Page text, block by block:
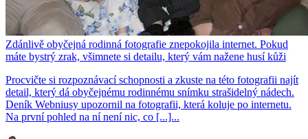
Zdánlivě obyčejná rodinná fotografie znepokojila internet. Pokud
máte bystrý zrak, všimnete si detailu, který vám nažene husí kůži
Procvičte si rozpoznávací schopnosti a zkuste na této fotografii najít
detail, který dá obyčejnému rodinnému snímku strašidelný nádech.
Deník Webniusy upozornil na fotografii, která koluje po internetu.
Na první pohled na ní není nic, co [...]...